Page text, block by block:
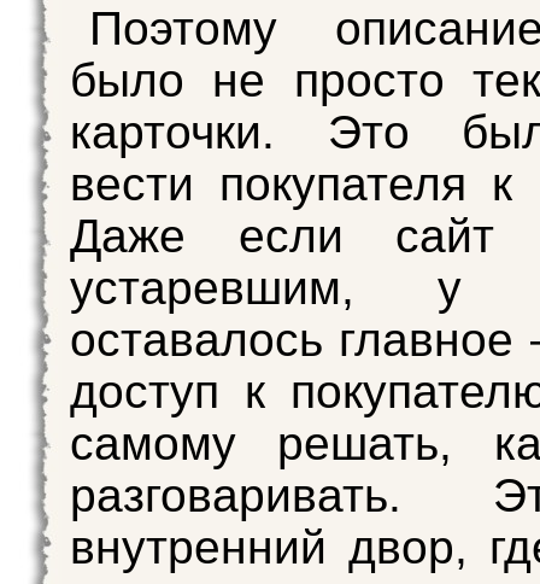
Поэтому
было не просто
карточки. Это
вести покупателя
Даже если сайт
устаревшим, у
оставалось
доступ к
самому решать,
разговаривать.
внутренний двор,